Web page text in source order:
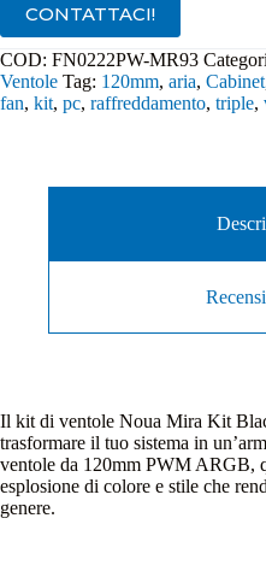
CONTATTACI!
COD: FN0222PW-MR93
Ventole Tag: 120mm, aria, Cabinet
fan, kit, pc, raffreddamento, triple,
Il kit di ventole Noua Mira Kit
trasformare il tuo sistema in
ventole da 120mm PWM ARGB,
esplosione di colore e stile che
genere.